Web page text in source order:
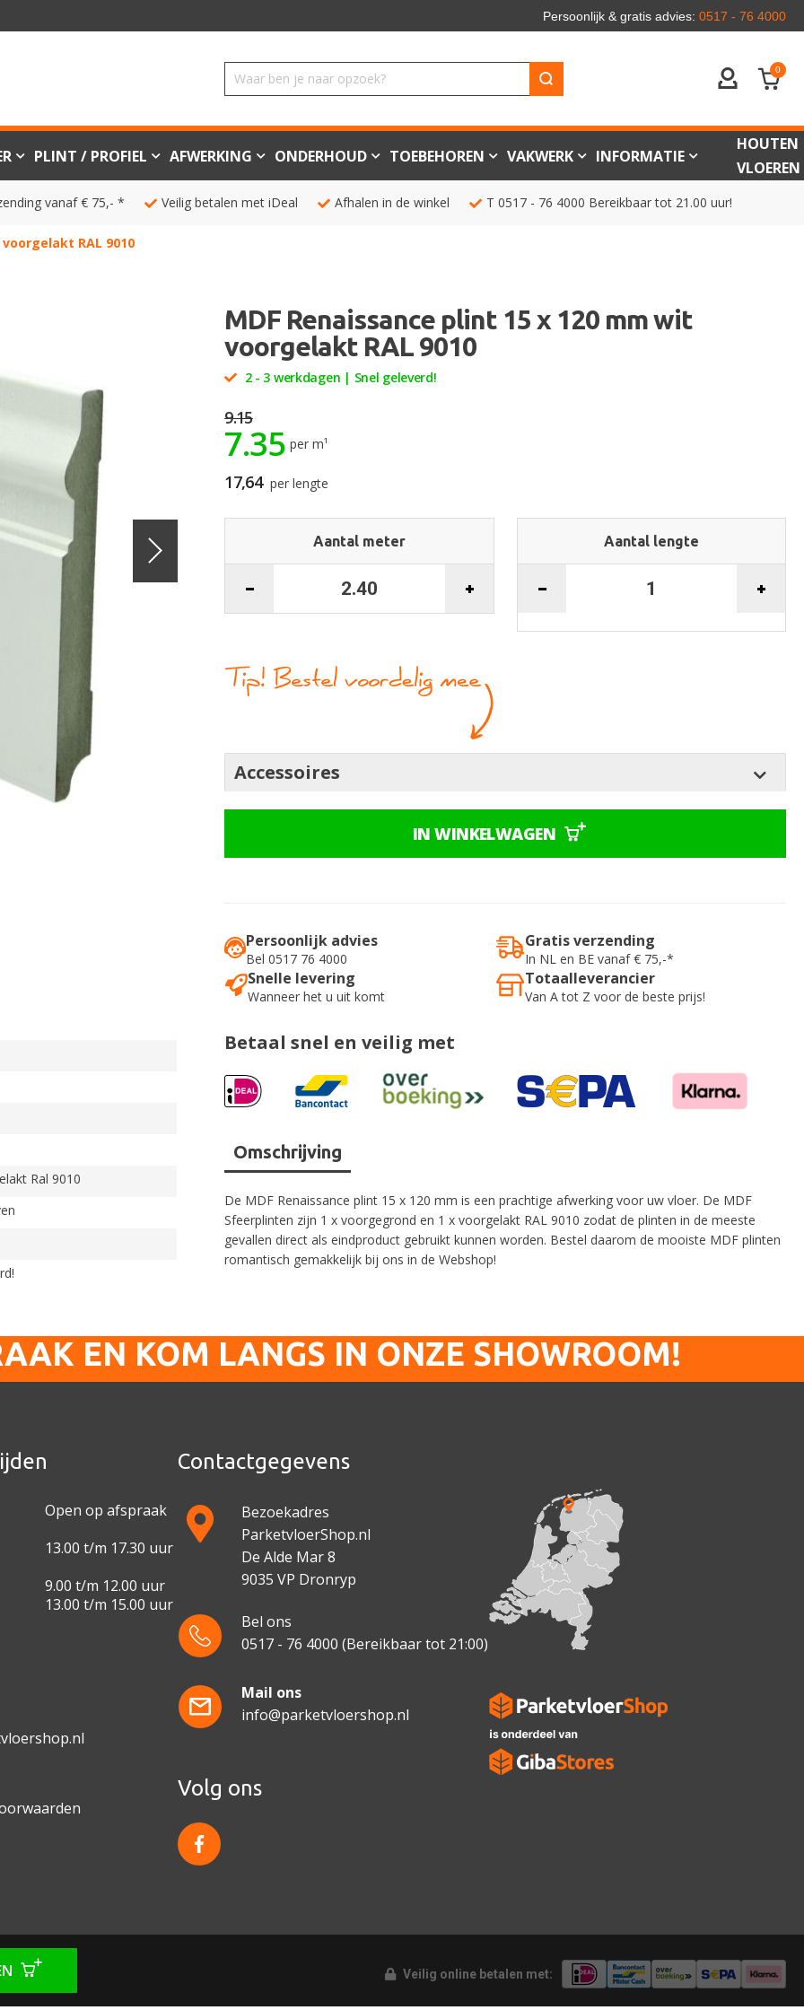
Persoonlijk & gratis advies: 0517 - 76 4000
ACCOUNT
0
PLINT / PROFIEL AFWERKING ONDERHOUD TOEBEHOREN VAKWERK INFORMATIE
HOUTEN
VLOEREN
vanaf € 75,- * Veilig betalen met iDeal Afhalen in de winkel T 0517 - 76 4000 Bereikbaar tot 21.00 uur!
RAL 9010
Ral 9010
MDF Renaissance plint 15 x 120 mm wit
voorgelakt RAL 9010
2 - 3 werkdagen | Snel geleverd!
9.15
7.35 per m¹
17,64 per lengte
Aantal lengte
Aantal meter
Accessoires
IN WINKELWAGEN
Persoonlijk advies
Bel 0517 76 4000
Gratis verzending
In NL en BE vanaf € 75,-*
Snelle levering
Wanneer het u uit komt
Totaalleverancier
Van A tot Z voor de beste prijs!
Betaal snel en veilig met
Omschrijving
De MDF Renaissance plint 15 x 120 mm is een prachtige afwerking voor uw vloer. De MDF
Sfeerplinten zijn 1 x voorgegrond en 1 x voorgelakt RAL 9010 zodat de plinten in de meeste
gevallen direct als eindproduct gebruikt kunnen worden. Bestel daarom de mooiste MDF plinten
romantisch gemakkelijk bij ons in de Webshop!
EN KOM LANGS IN ONZE SHOWROOM!
Open op afspraak
13.00 t/m 17.30 uur
9.00 t/m 12.00 uur
13.00 t/m 15.00 uur
Contactgegevens
Bezoekadres
ParketvloerShop.nl
De Alde Mar 8
9035 VP Dronryp
Bel ons
0517 - 76 4000 (Bereikbaar tot 21:00)
Mail ons
info@parketvloershop.nl
Volg ons
f
a
c
k
Veilig online betalen met: